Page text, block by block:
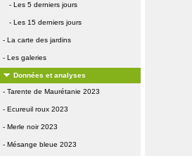
- Les 5 derniers jours
- Les 15 derniers jours
- La carte des jardins
- Les galeries
Données et analyses
- Tarente de Maurétanie 2023
- Ecureuil roux 2023
- Merle noir 2023
- Mésange bleue 2023